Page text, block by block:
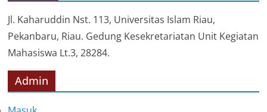
r
i
Jl. Kaharuddin Nst. 113, Universitas Islam Riau,
Pekanbaru, Riau. Gedung Kesekretariatan Unit Kegiatan
Mahasiswa Lt.3, 28284.
Admin